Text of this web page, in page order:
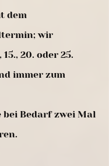
dem
wir
20. oder 25.
immer zum
bei Bedarf zwei Mal